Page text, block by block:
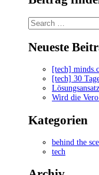
Neueste
[tech]
[tech] 30
Wird die Vero
Kategorien
behind the
tech